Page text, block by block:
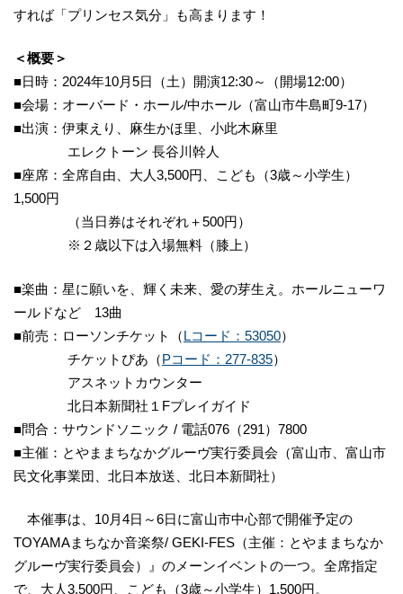
すれば「プリンセス気分」も高まります！
＜概要＞
■日時：2024年10月5日（土）開演12:30～（開場12:00）
■会場：オーバード・ホール/中ホール（富山市牛島町9-17）
■出演：伊東えり、麻生かほ里、小此木麻里
エレクトーン 長谷川幹人
■座席：全席自由、大人3,500円、こども（3歳～小学生）
1,500円
（当日券はそれぞれ＋500円）
※２歳以下は入場無料（膝上）
■楽曲：星に願いを、輝く未来、愛の芽生え。ホールニューワ
ールドなど 13曲
■前売：ローソンチケット（Lコード：53050）
チケットぴあ（Pコード：277-835）
アスネットカウンター
北日本新聞社１Fプレイガイド
■問合：サウンドソニック / 電話076（291）7800
■主催：とやままちなかグルーヴ実行委員会（富山市、富山市
民文化事業団、北日本放送、北日本新聞社）
本催事は、10月4日～6日に富山市中心部で開催予定の
TOYAMAまちなか音楽祭/ GEKI-FES（主催：とやままちなか
グルーヴ実行委員会）』のメーンイベントの一つ。全席指定
で、大人3,500円、こども（3歳～小学生）1,500円。